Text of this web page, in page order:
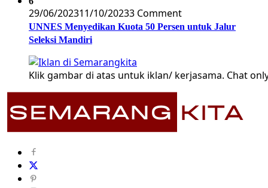
29/06/202311/10/20233 Comment
UNNES Menyedikan Kuota 50 Persen untuk Jalur
Seleksi Mandiri
Klik gambar di atas untuk iklan/ kerjasama. Chat